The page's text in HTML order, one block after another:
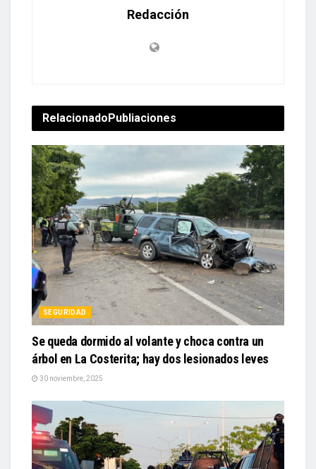
Redacción
RelacionadoPubliaciones
SEGURIDAD
Se queda dormido al volante y choca contra un
árbol en La Costerita; hay dos lesionados leves
30 noviembre, 2025